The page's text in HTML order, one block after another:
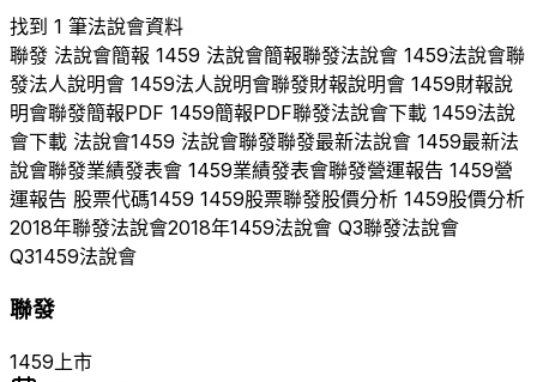
找到 1 筆法說會資料
聯發 法說會簡報 1459 法說會簡報聯發法說會 1459法說會聯
發法人說明會 1459法人說明會聯發財報說明會 1459財報說
明會聯發簡報PDF 1459簡報PDF聯發法說會下載 1459法說
會下載 法說會1459 法說會聯發聯發最新法說會 1459最新法
說會聯發業績發表會 1459業績發表會聯發營運報告 1459營
運報告 股票代碼1459 1459股票聯發股價分析 1459股價分析
2018年聯發法說會2018年1459法說會 Q3聯發法說會
Q31459法說會
聯發
1459上市